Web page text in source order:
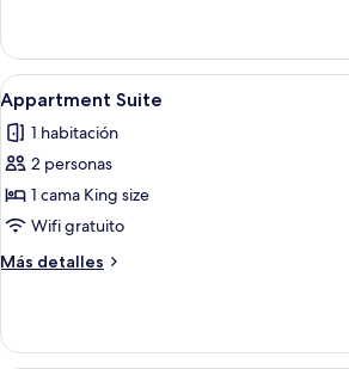
PAX)
Badrooms
Cottage
(4
PAX)
Abrir
todas
las
fotos
de
Appartment
Suite
Dos
28
Appartment Suite
1 habitación
2 personas
1 cama King size
Wifi gratuito
Más detalles
Más
Suite